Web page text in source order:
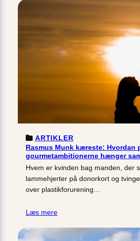
ARTIKLER
Rasmus Munk kæreste: Hvordan
gourmetambitionerne hænger
Hvem er kvinden bag manden, der
lammehjerter på donorkort og
over plastikforurening…
Læs mere